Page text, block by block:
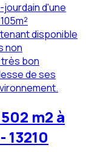
jourdain d'une
disponible
non
bon
de ses
m2 à